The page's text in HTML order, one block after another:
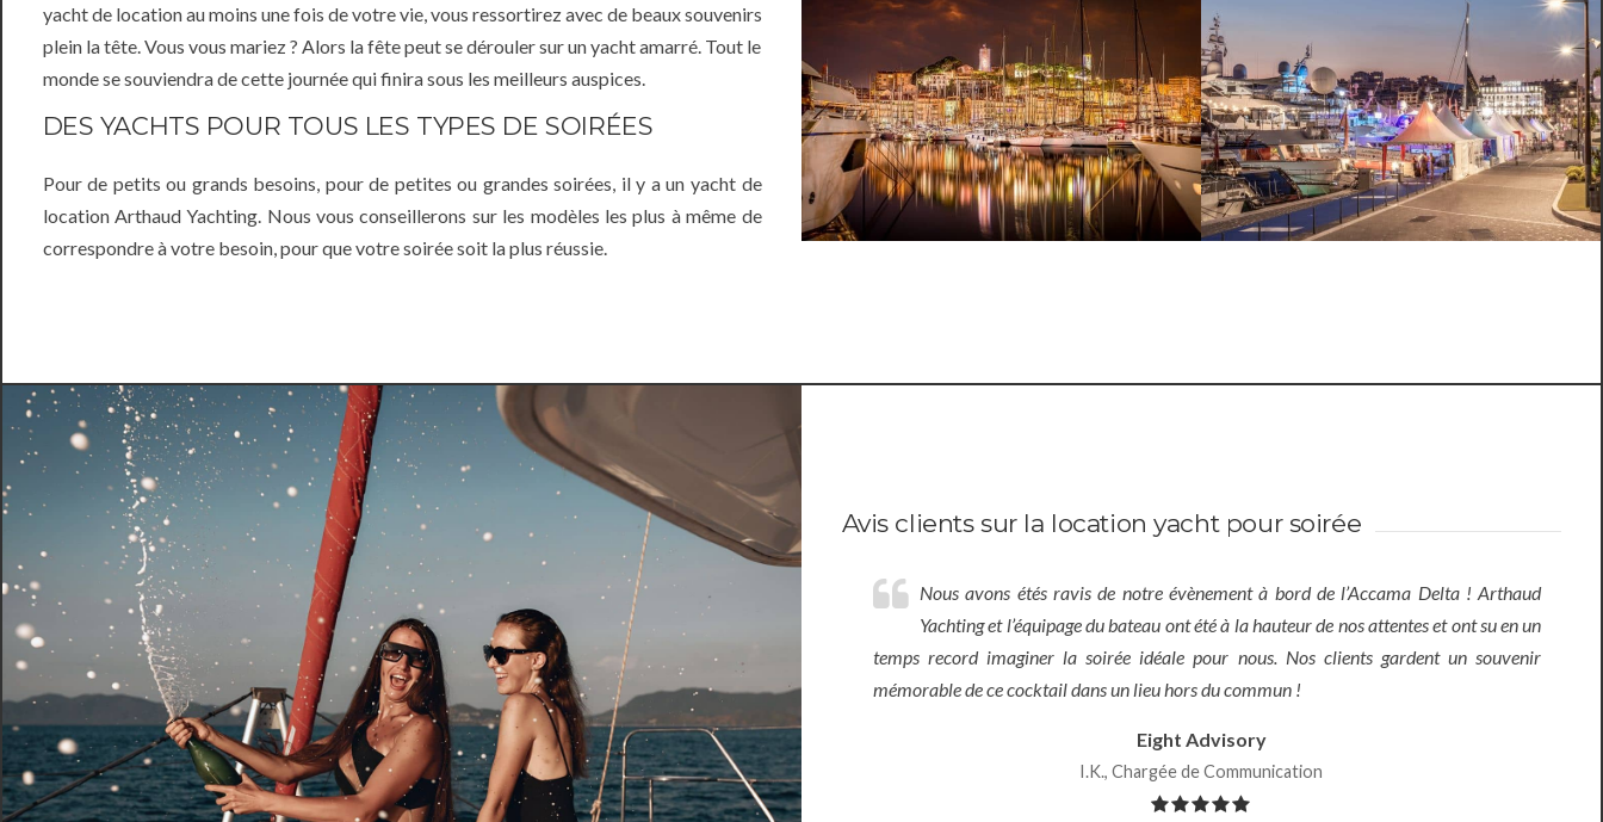
yacht de location au moins une fois de votre vie, vous ressortirez avec de beaux souvenirs
plein la tête. Vous vous mariez ? Alors la fête peut se dérouler sur un yacht amarré. Tout le
monde se souviendra de cette journée qui finira sous les meilleurs auspices.
DES YACHTS POUR TOUS LES TYPES DE SOIRÉES
Pour de petits ou grands besoins, pour de petites ou grandes soirées, il y a un yacht de
location Arthaud Yachting. Nous vous conseillerons sur les modèles les plus à même de
correspondre à votre besoin, pour que votre soirée soit la plus réussie.
Avis clients sur la location yacht pour soirée
Nous avons étés ravis de notre évènement à bord de l’Accama Delta ! Arthaud
Yachting et l’équipage du bateau ont été à la hauteur de nos attentes et ont su en un
temps record imaginer la soirée idéale pour nous. Nos clients gardent un souvenir
mémorable de ce cocktail dans un lieu hors du commun !
Eight Advisory
I.K., Chargée de Communication